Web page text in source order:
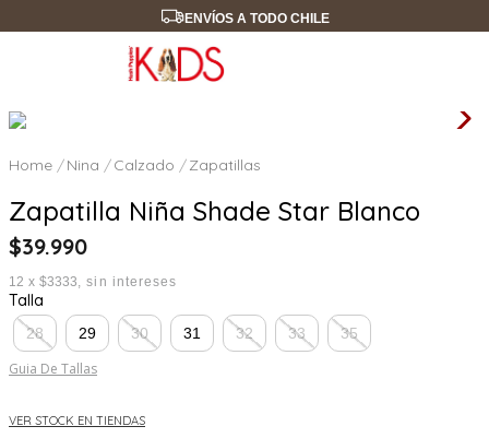
ENVÍOS A TODO CHILE
Nina Calzado Zapatillas
Zapatilla Niña Shade Star Blanco
$39.990
12 x $3333 sin intereses
Talla
28 29 30 31 32 33 35
Guia De Tallas
VER STOCK EN TIENDAS